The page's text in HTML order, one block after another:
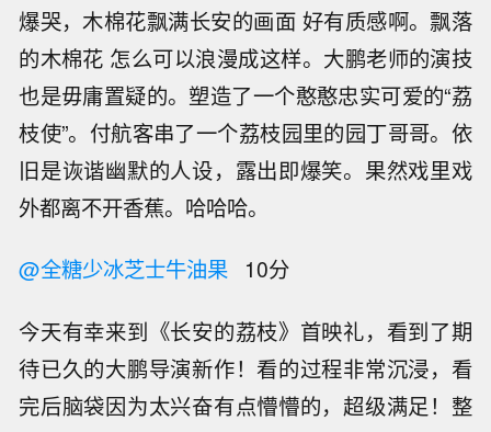
爆哭，木棉花飘满长安的画面 好有质感啊。飘落
的木棉花 怎么可以浪漫成这样。大鹏老师的演技
也是毋庸置疑的。塑造了一个憨憨忠实可爱的“荔
枝使”。付航客串了一个荔枝园里的园丁哥哥。依
旧是诙谐幽默的人设，露出即爆笑。果然戏里戏
外都离不开香蕉。哈哈哈。
@全糖少冰芝士牛油果 10分
今天有幸来到《长安的荔枝》首映礼，看到了期
待已久的大鹏导演新作！看的过程非常沉浸，看
完后脑袋因为太兴奋有点懵懵的，超级满足！整